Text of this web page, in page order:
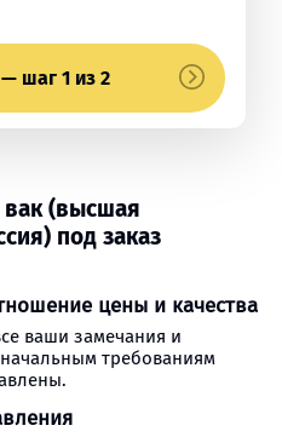
шаг 1 из 2
вак (высшая
под заказ
цены и качества
ваши замечания и
требованиям